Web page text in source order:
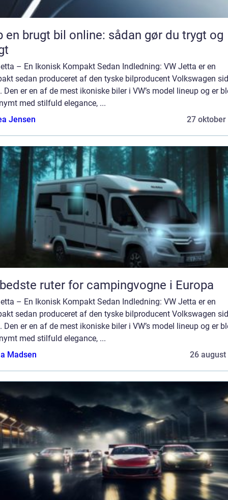
en brugt bil online: sådan gør du trygt og
– En Ikonisk Kompakt Sedan Indledning: VW Jetta er en
sedan produceret af den tyske bilproducent Volkswagen
Den er en af de mest ikoniske biler i VW’s model lineup og er
med stilfuld elegance, ...
Jensen
27 oktober
ruter for campingvogne i Europa
– En Ikonisk Kompakt Sedan Indledning: VW Jetta er en
sedan produceret af den tyske bilproducent Volkswagen
Den er en af de mest ikoniske biler i VW’s model lineup og er
med stilfuld elegance, ...
Madsen
26 august